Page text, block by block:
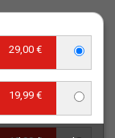
29,00 €
19,99 €